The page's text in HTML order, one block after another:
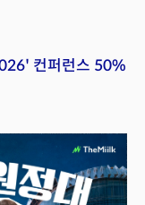
컨퍼런스 50%